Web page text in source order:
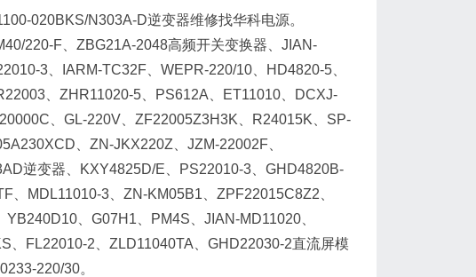
020BKS/N303A-D逆变器维修找华科电源。
220-F、ZBG21A-2048高频开关变换器、JIAN-
3、IARM-TC32F、WEPR-220/10、HD4820-5、
、ZHR11020-5、PS612A、ET11010、DCXJ-
、GL-220V、ZF22005Z3H3K、R24015K、SP-
、ZN-JKX220Z、JZM-22002F、
逆变器、KXY4825D/E、PS22010-3、GHD4820B-
MDL11010-3、ZN-KM05B1、ZPF22015C8Z2、
、G07H1、PM4S、JIAN-MD11020、
FL22010-2、ZLD11040TA、GHD22030-2直流屏模
220/30。